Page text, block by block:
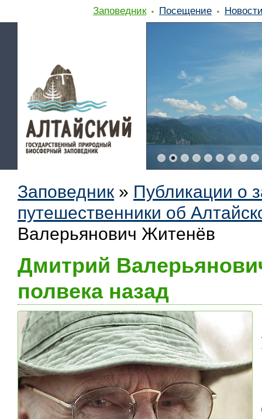
Заповедник Посещение
Заповедник » Публикации о
путешественники об
Валерьянович Житенёв
Дмитрий
полвека назад